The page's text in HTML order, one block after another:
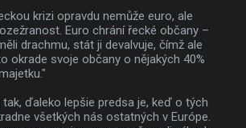
krizi opravdu nemůže euro, ale
Euro chrání řecké občany –
drachmu, stát ji devalvuje, čímž ale
okrade svoje občany o nějakých 40%
tak, ďaleko lepšie predsa je, keď o tých
všetkých nás ostatných v Európe.